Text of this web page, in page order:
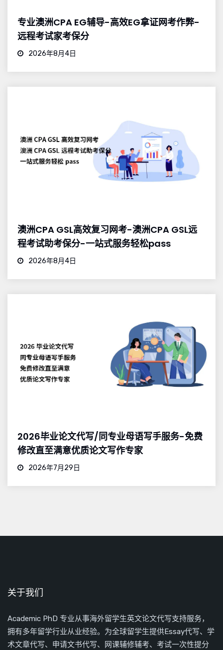
专业澳洲CPA EG辅导-高效EG拿证网考作弊-
远程考试家考保分
2026年8月4日
澳洲CPA GSL高效复习网考-澳洲CPA GSL远
程考试助考保分-一站式服务轻松pass
2026年8月4日
2026毕业论文代写/同专业母语写手服务-免费
修改直至满意优质论文写作专家
2026年7月29日
关于我们
Academic PhD 专业从事海外留学生英文论文代写支持服务，
拥有多年留学行业从业经验。为全球留学生提供Essay代写、学
术文章代写、申请文书代写、网课辅修辅考、考试一次性提分